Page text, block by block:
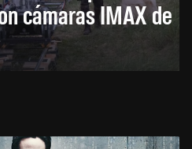
cámaras IMAX de